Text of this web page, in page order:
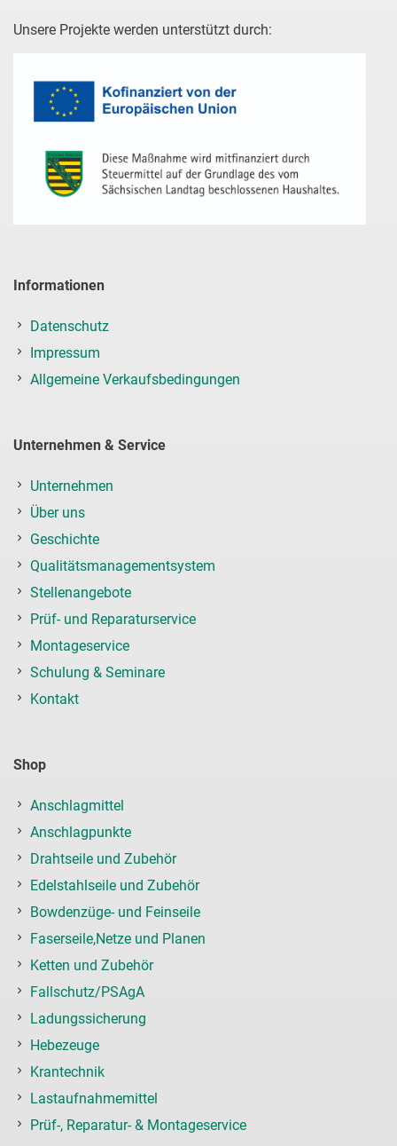
Unsere Projekte werden unterstützt durch:
Informationen
Datenschutz
Impressum
Allgemeine Verkaufsbedingungen
Unternehmen & Service
Unternehmen
Über uns
Geschichte
Qualitätsmanagementsystem
Stellenangebote
Prüf- und Reparaturservice
Montageservice
Schulung & Seminare
Kontakt
Shop
Anschlagmittel
Anschlagpunkte
Drahtseile und Zubehör
Edelstahlseile und Zubehör
Bowdenzüge- und Feinseile
Faserseile,Netze und Planen
Ketten und Zubehör
Fallschutz/PSAgA
Ladungssicherung
Hebezeuge
Krantechnik
Lastaufnahmemittel
Prüf-, Reparatur- & Montageservice